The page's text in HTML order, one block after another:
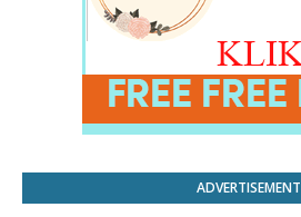
ADVERTISEMENT